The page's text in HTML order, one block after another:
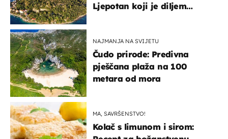
Ljepotan koji je diljem
NAJMANJA NA SVIJETU
Čudo prirode: Predivna
pješčana plaža na 100
metara od mora
MA, SAVRŠENSTVO!
Kolač s limunom i sirom: